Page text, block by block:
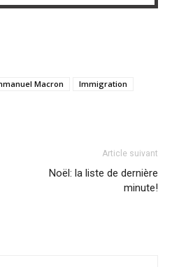
Macron
Immigration
Article suivant
Noël: la liste de dernière
minute!